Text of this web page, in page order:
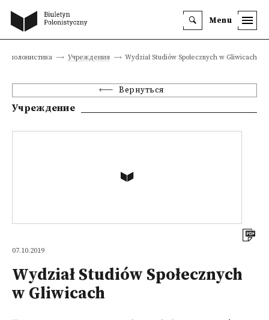
Menu
Учреждения Wydział Studiów Społecznych w Gliwicach
Вернуться
Учреждение
07.10.2019
Wydział Studiów Społecznych
w Gliwicach